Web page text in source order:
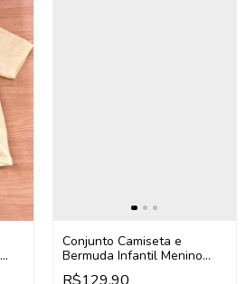
Conjunto Camiseta e
Bermuda Infantil Menino
Milon 2001790 (Azul/Off